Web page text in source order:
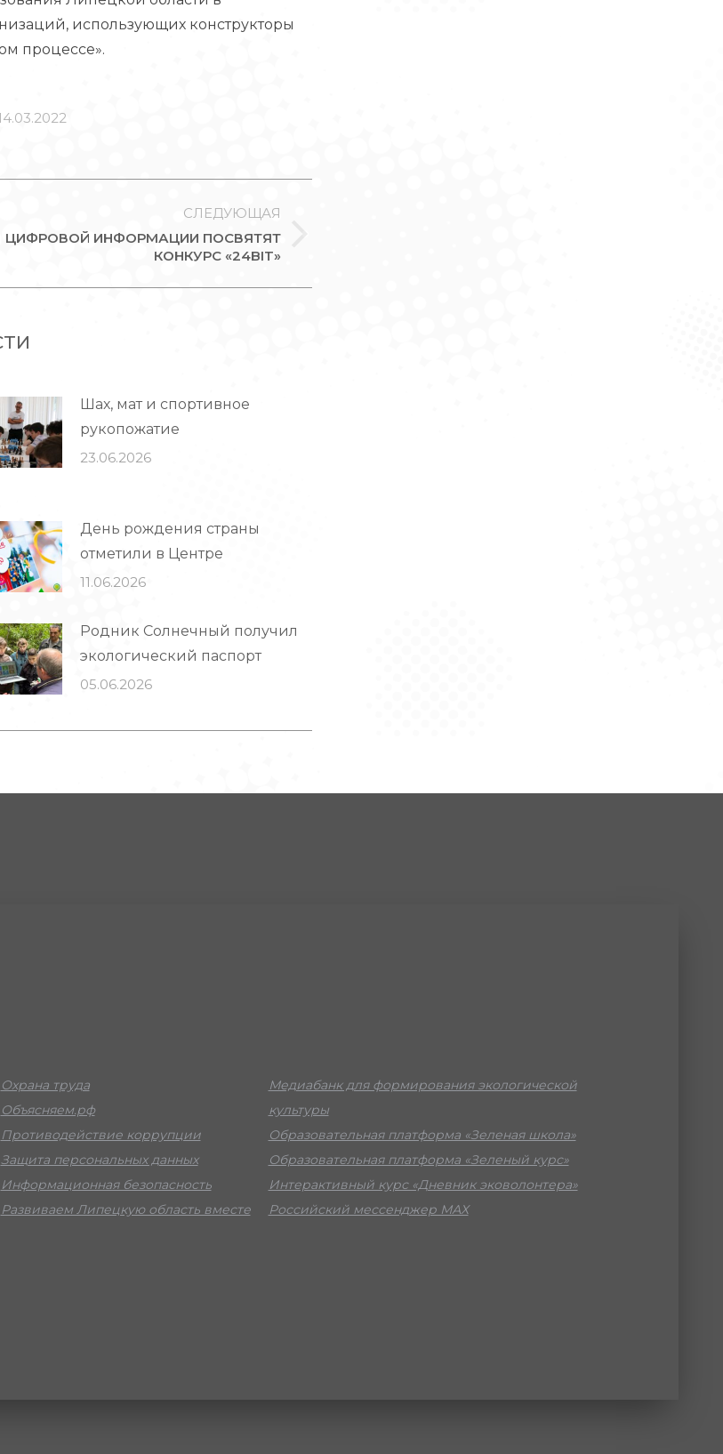
использующих конструкторы
процессе».
СЛЕДУЮЩАЯ
ЦИФРОВОЙ ИНФОРМАЦИИ ПОСВЯТЯТ
КОНКУРС «24BIT»
Шах, мат и спортивное
рукопожатие
23.06.2026
День рождения страны
отметили в Центре
11.06.2026
Родник Солнечный получил
экологический паспорт
05.06.2026
Охрана труда
Объясняем.рф
Противодействие коррупции
Защита персональных данных
Информационная безопасность
Развиваем Липецкую область вместе
Медиабанк для формирования экологической
культуры
Образовательная платформа «Зеленая школа»
Образовательная платформа «Зеленый курс»
Интерактивный курс «Дневник эковолонтера»
Российский мессенджер МАХ